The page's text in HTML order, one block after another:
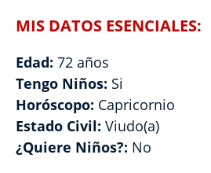
MIS DATOS ESENCIALES:
Edad: 72 años
Tengo Niños: Si
Horóscopo: Capricornio
Estado Civil: Viudo(a)
¿Quiere Niños?: No